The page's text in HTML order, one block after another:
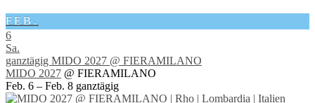
FEB.
6
Sa.
ganztägig MIDO 2027 @ FIERAMILANO
MIDO 2027 @ FIERAMILANO
Feb. 6 – Feb. 8 ganztägig